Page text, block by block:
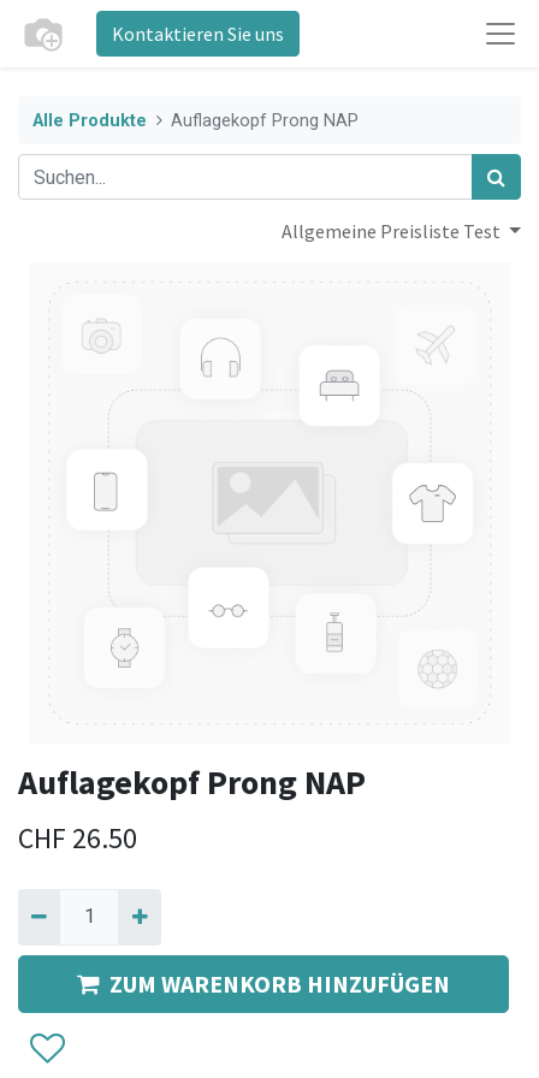
Kontaktieren Sie uns
Alle Produkte Auflagekopf Prong NAP
Allgemeine Preisliste Test
Auflagekopf Prong NAP
CHF 26.50
ZUM WARENKORB HINZUFÜGEN